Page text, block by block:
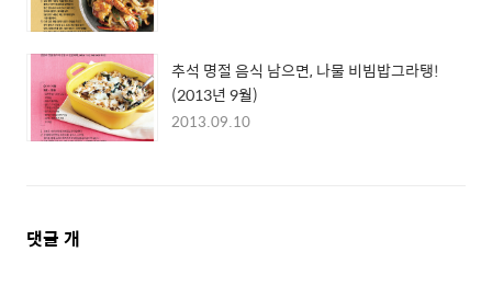
추석 명절 음식 남으면, 나물 비빔밥그라탱!
(2013년 9월)
2013.09.10
댓
댓글 개